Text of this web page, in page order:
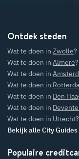
at
in
Ontdek steden
Wat te doen in Zwolle?
Wat te doen in Almere?
Wat te doen in
Wat te doen in
Wat te doen in Den
Wat te doen in
Wat te doen in Utrecht?
Bekijk alle City Guides
Populaire